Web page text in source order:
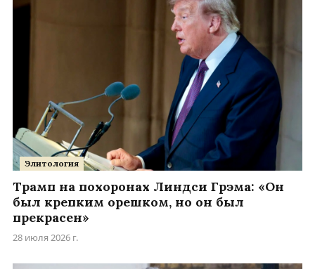
Элитология
Трамп на похоронах Линдси Грэма: «Он
был крепким орешком, но он был
прекрасен»
28 июля 2026 г.